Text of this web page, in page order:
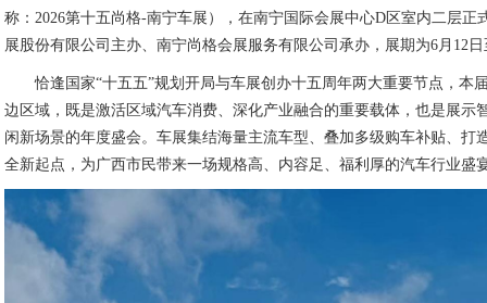
称：2026第十五尚格-南宁车展），在南宁国际会展中心D区室内二层正
展股份有限公司主办、南宁尚格会展服务有限公司承办，展期为6月12
恰逢国家“十五五”规划开局与车展创办十五周年两大重要节点，本
边区域，既是激活区域汽车消费、深化产业融合的重要载体，也是展示
闲新场景的年度盛会。车展集结海量主流车型、叠加多级购车补贴、打
全新起点，为广西市民带来一场规格高、内容足、福利厚的汽车行业盛